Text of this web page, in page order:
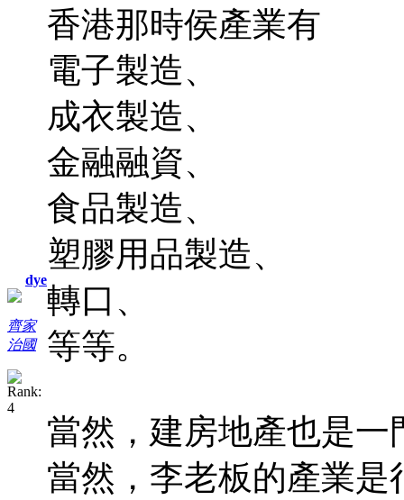
dye
齊家
治國
香港那時侯產業有
電子製造、
成衣製造、
金融融資、
食品製造、
塑膠用品製造、
轉口、
等等。
當然，建房地產也是
當然，李老板的產業